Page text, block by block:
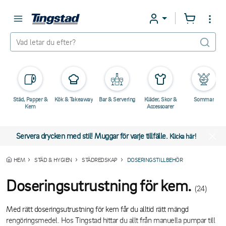
Städ, Papper &
Kem
Kök & Takeaway Bar & Servering
Kläder, Skor &
Accessoarer
Sommar
Servera drycken med stil! Muggar för varje tillfälle. Klicka här!
HEM STÄD & HYGIEN STÄDREDSKAP DOSERINGSTILLBEHÖR
Doseringsutrustning för kem. (24)
Med rätt doseringsutrustning för kem får du alltid rätt mängd
rengöringsmedel. Hos Tingstad hittar du allt från manuella pumpar till